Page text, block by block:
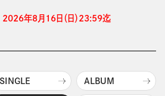
年8月16日（日）23:59迄
SINGLE ALBUM